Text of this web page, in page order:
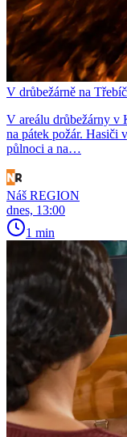
V drůbežárně na
V areálu drůbežárny v
na pátek požár. Hasiči
půlnoci a na…
Náš REGION
dnes, 13:00
1 min